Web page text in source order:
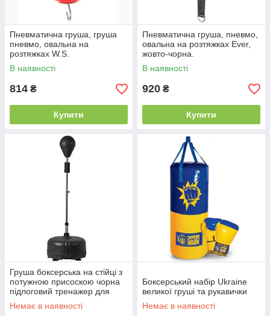
Пневматична груша, груша
пневмо, овальна на
розтяжках W.S.
В наявності
814 ₴
Купити
Пневматична груша, пневмо,
овальна на розтяжках Ever,
жовто-чорна.
В наявності
920 ₴
Купити
Груша боксерська на стійці з
потужною присоскою чорна
підлоговий тренажер для
боксу ММА фітнесу вдома
відпрацювання ударів
Немає в наявності
Боксерський набір Ukraine
великої груші та рукавички
Немає в наявності